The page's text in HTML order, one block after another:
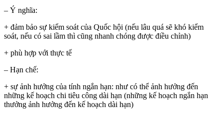
– Ý nghĩa:
+ đảm bảo sự kiểm soát của Quốc hội (nếu lâu quá sẽ khó kiểm
soát, nếu có sai lầm thì cũng nhanh chóng được điều chỉnh)
+ phù hợp với thực tế
– Hạn chế:
+ sự ảnh hưởng của tính ngắn hạn: như có thể ảnh hưởng đến
những kế hoạch chi tiêu công dài hạn (những kế hoạch ngắn hạn
thưởng ảnh hưởng đến kế hoạch dài hạn)